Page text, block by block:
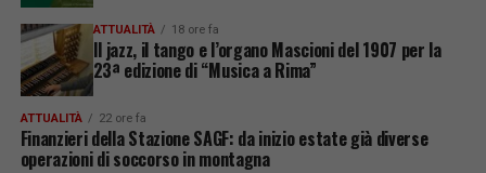
ATTUALITÀ 18 ore fa
Il jazz, il tango e l’organo Mascioni del 1907 per la
23ª edizione di “Musica a Rima”
ATTUALITÀ 22 ore fa
Finanzieri della Stazione SAGF: da inizio estate già diverse
operazioni di soccorso in montagna